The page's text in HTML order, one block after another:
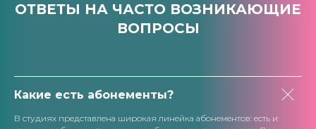
ОТВЕТЫ НА ЧАСТО ВОЗНИКАЮЩИЕ
ВОПРОСЫ
Какие есть абонементы?
В студиях представлена широкая линейка абонементов: есть и